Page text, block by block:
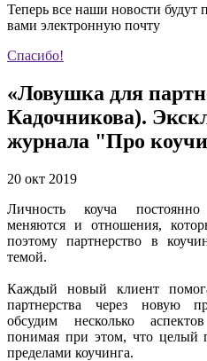
Теперь все наши новости будут
вами электронную почту
Спасибо!
«Ловушка для
Кадочникова).
журнала "Про
20 окт 2019
Личность коуча постоянно
меняются и отношения,
поэтому партнерство в
темой.
Каждый новый клиент
партнерства через новую
обсудим несколько
понимая при этом, что целый
пределами коучинга.